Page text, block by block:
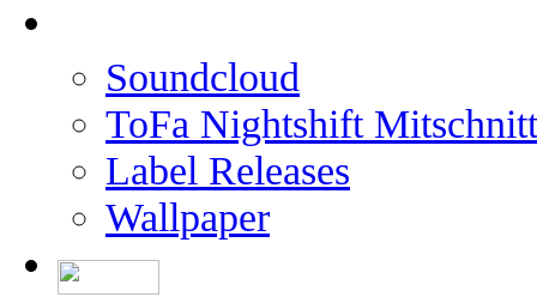
Soundcloud
ToFa Nightshift
Label Releases
Wallpaper